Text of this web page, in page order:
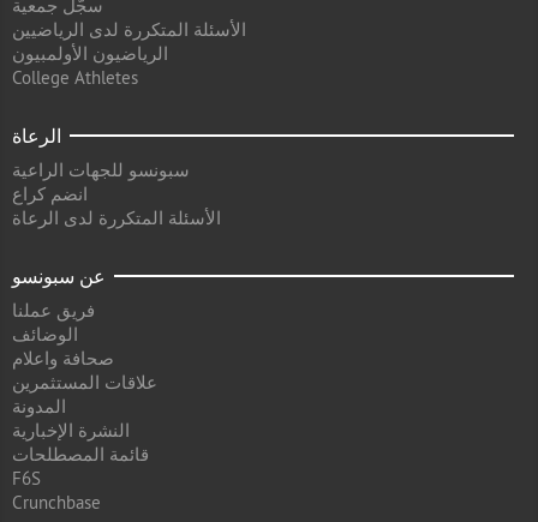
سجّل جمعية
الأسئلة المتكررة لدى الرياضيين
الرياضيون الأولمبيون
College Athletes
الرعاة
سبونسو للجهات الراعية
انضم كراع
الأسئلة المتكررة لدى الرعاة
عن سبونسو
فريق عملنا
الوضائف
صحافة واعلام
علاقات المستثمرين
المدونة
النشرة الإخبارية
قائمة المصطلحات
F6S
Crunchbase